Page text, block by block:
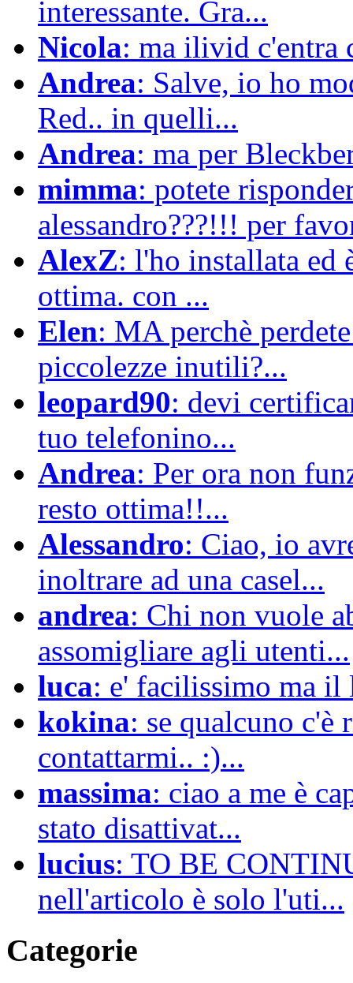
interessante. Gra...
Nicola: ma ilivid c'entra
Andrea: Salve, io ho
Red.. in quelli...
Andrea: ma per
mimma: potete
alessandro???!!! per
AlexZ: l'ho installata ed
ottima. con ...
Elen: MA perchè
piccolezze inutili?...
leopard90: devi
tuo telefonino...
Andrea: Per ora non
resto ottima!!...
Alessandro: Ciao, io
inoltrare ad una casel...
andrea: Chi non vuole
assomigliare agli utenti...
luca: e' facilissimo ma il
kokina: se qualcuno c'è
contattarmi.. :)...
massima: ciao a me è
stato disattivat...
lucius: TO BE
nell'articolo è solo l'uti...
Categorie